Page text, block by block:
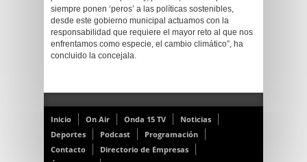
siempre ponen ‘peros’ a las políticas sostenibles,
desde este gobierno municipal actuamos con la
responsabilidad que requiere el mayor reto al que nos
enfrentamos como especie, el cambio climático”, ha
concluido la concejala.
Inicio On Air Onda 15 TV
Noticias
Deportes
Podcast
Programación
Contacto
Directorio de Empresas